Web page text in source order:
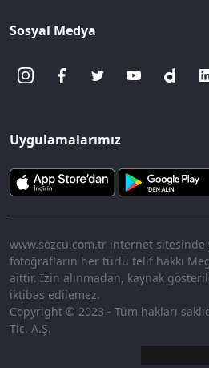
Aç
Sosyal Medya
Uygulamalarımız
www.sozcu.com.tr internet sitesinde
fotoğrafların her türlü telif hakkı
aittir. İzin alınmadan, kaynak
iktibas edilemez.
Copyright © 2023 - Tüm hakları
Tic. A.Ş.